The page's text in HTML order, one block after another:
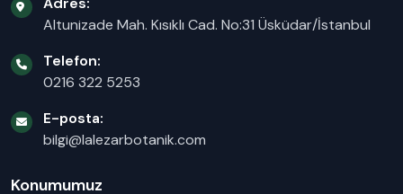
Altunizade Mah. Kısıklı Cad. No:31 Üsküdar/İstanbul
Telefon:
0216 322 5253
E-posta:
bilgi@lalezarbotanik.com
Konumumuz